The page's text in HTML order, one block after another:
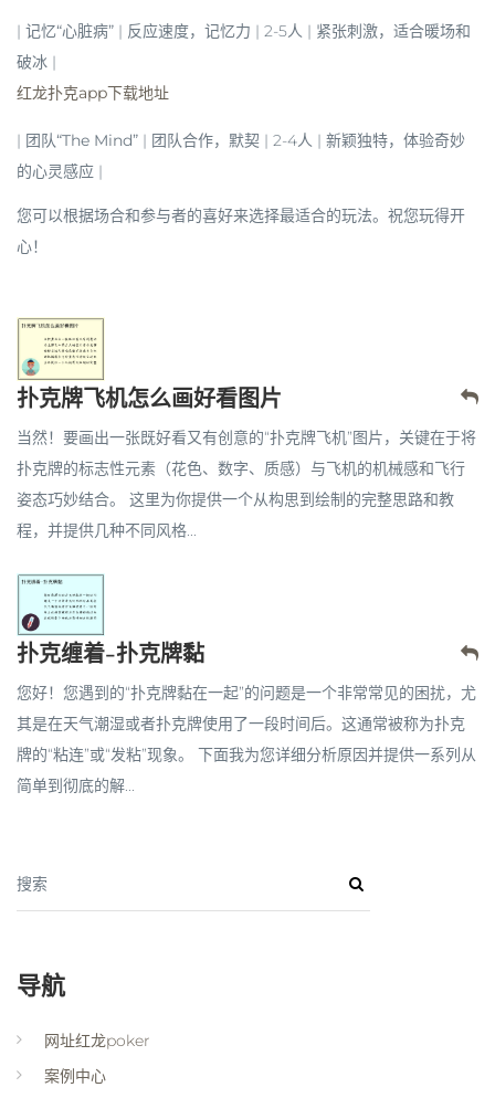
| 记忆“心脏病” | 反应速度，记忆力 | 2-5人 | 紧张刺激，适合暖场和
破冰 |
红龙扑克app下载地址
| 团队“The Mind” | 团队合作，默契 | 2-4人 | 新颖独特，体验奇妙
的心灵感应 |
您可以根据场合和参与者的喜好来选择最适合的玩法。祝您玩得开
心！
扑克牌飞机怎么画好看图片
当然！要画出一张既好看又有创意的“扑克牌飞机”图片，关键在于将
扑克牌的标志性元素（花色、数字、质感）与飞机的机械感和飞行
姿态巧妙结合。 这里为你提供一个从构思到绘制的完整思路和教
程，并提供几种不同风格...
扑克缠着-扑克牌黏
您好！您遇到的“扑克牌黏在一起”的问题是一个非常常见的困扰，尤
其是在天气潮湿或者扑克牌使用了一段时间后。这通常被称为扑克
牌的“粘连”或“发粘”现象。 下面我为您详细分析原因并提供一系列从
简单到彻底的解...
搜索
导航
网址红龙poker
案例中心